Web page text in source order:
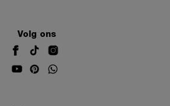
Volg ons